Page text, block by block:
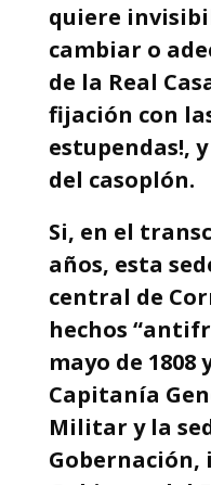
quiere
cambiar o
de la Real
fijación con
estupendas!,
del casoplón.
Si, en el
años, esta
central de
hechos
mayo de
Capitanía
Militar y la
Gobernación,